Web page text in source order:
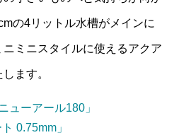
の4リットル水槽がメインに
ミニスタイルに使えるアクア
ます。
ューアール180」
0.75mm」